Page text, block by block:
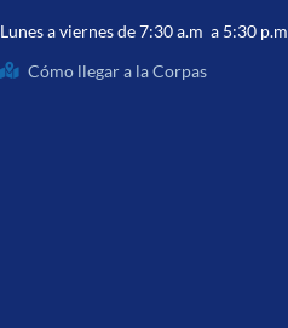
Lunes a viernes de 7:30 a.m a 5:30 p.m
Cómo llegar a la Corpas